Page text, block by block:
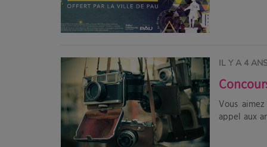
IL Y A 4
Vous
appel aux